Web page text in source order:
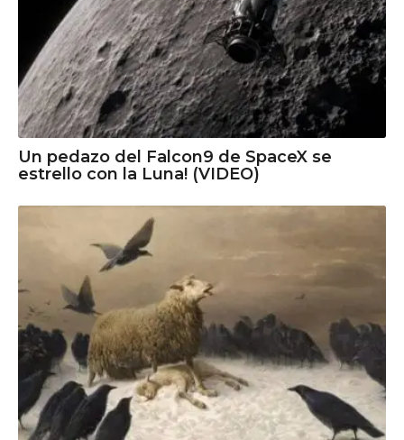
Un pedazo del Falcon9 de SpaceX se
estrello con la Luna! (VIDEO)